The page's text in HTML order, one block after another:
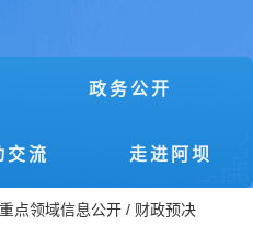
政务公开
交流 走进阿坝
重点领域信息公开 / 财政预决